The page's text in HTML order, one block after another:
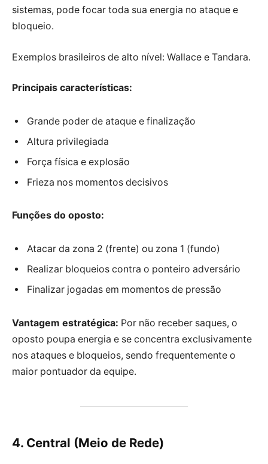
sistemas, pode focar toda sua energia no ataque e
bloqueio.
Exemplos brasileiros de alto nível: Wallace e Tandara.
Principais características:
Grande poder de ataque e finalização
Altura privilegiada
Força física e explosão
Frieza nos momentos decisivos
Funções do oposto:
Atacar da zona 2 (frente) ou zona 1 (fundo)
Realizar bloqueios contra o ponteiro adversário
Finalizar jogadas em momentos de pressão
Vantagem estratégica: Por não receber saques, o
oposto poupa energia e se concentra exclusivamente
nos ataques e bloqueios, sendo frequentemente o
maior pontuador da equipe.
4. Central (Meio de Rede)